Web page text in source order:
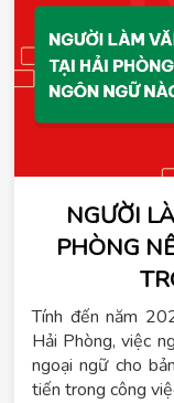
NGƯỜI
PHÒNG
Tính đến năm
Hải Phòng, việc
ngoại ngữ cho
tiến trong công